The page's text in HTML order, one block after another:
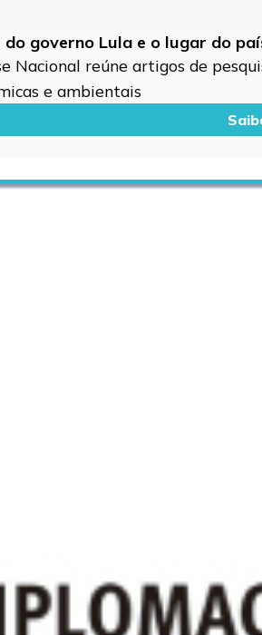
governo Lula e o lugar do
Nacional reúne artigos de
e ambientais